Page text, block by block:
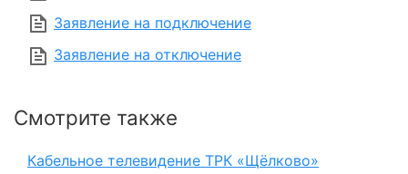
Заявление на подключение
Заявление на отключение
Смотрите также
Кабельное телевидение ТРК «Щёлково»